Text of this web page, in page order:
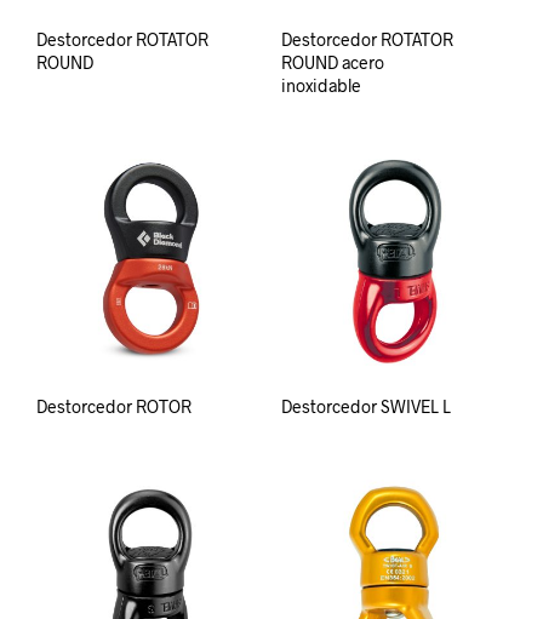
Destorcedor ROTATOR
ROUND
Destorcedor ROTATOR
ROUND acero
inoxidable
Destorcedor ROTOR Destorcedor SWIVEL L